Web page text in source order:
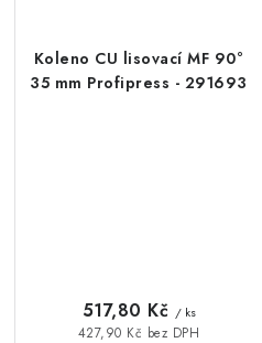
Koleno CU lisovací MF 90°
35 mm Profipress - 291693
427,90 Kč bez DPH
517,80 Kč / ks